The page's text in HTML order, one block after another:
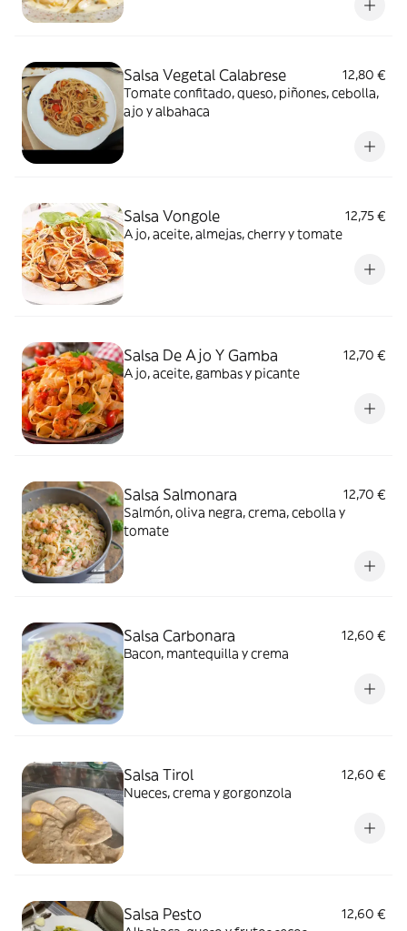
Salsa Vegetal Calabrese
12,80 €
Tomate confitado, queso, piñones, cebolla,
ajo y albahaca
Salsa Vongole
12,75 €
Ajo, aceite, almejas, cherry y tomate
Salsa De Ajo Y Gamba
12,70 €
Ajo, aceite, gambas y picante
Salsa Salmonara
12,70 €
Salmón, oliva negra, crema, cebolla y
tomate
Salsa Carbonara
12,60 €
Bacon, mantequilla y crema
Salsa Tirol
12,60 €
Nueces, crema y gorgonzola
Salsa Pesto
12,60 €